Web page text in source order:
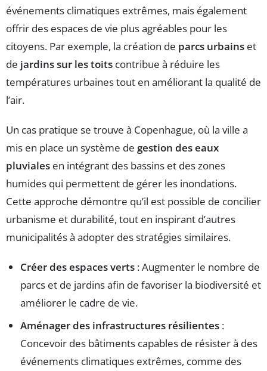
événements climatiques extrêmes, mais également
offrir des espaces de vie plus agréables pour les
citoyens. Par exemple, la création de parcs urbains et
de jardins sur les toits contribue à réduire les
températures urbaines tout en améliorant la qualité de
l’air.
Un cas pratique se trouve à Copenhague, où la ville a
mis en place un système de gestion des eaux
pluviales en intégrant des bassins et des zones
humides qui permettent de gérer les inondations.
Cette approche démontre qu’il est possible de concilier
urbanisme et durabilité, tout en inspirant d’autres
municipalités à adopter des stratégies similaires.
Créer des espaces verts : Augmenter le nombre de
parcs et de jardins afin de favoriser la biodiversité et
améliorer le cadre de vie.
Aménager des infrastructures résilientes :
Concevoir des bâtiments capables de résister à des
événements climatiques extrêmes, comme des